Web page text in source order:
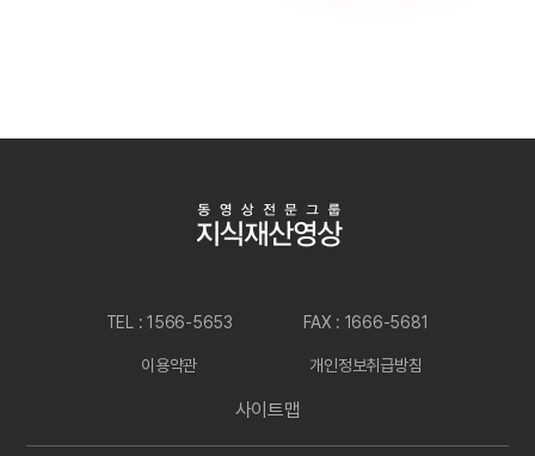
TEL : 1566-5653 FAX : 1666-5681
이용약관 개인정보취급방침
사이트맵